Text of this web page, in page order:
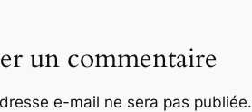
un commentaire
e-mail ne sera pas publiée.